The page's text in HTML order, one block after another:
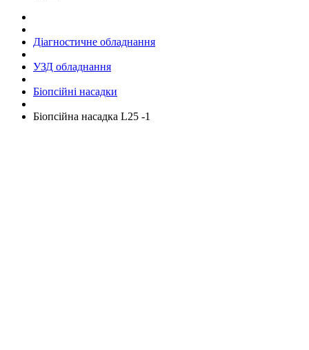
Діагностичне обладнання
УЗД обладнання
Біопсійні насадки
Біопсійна насадка L25 -1